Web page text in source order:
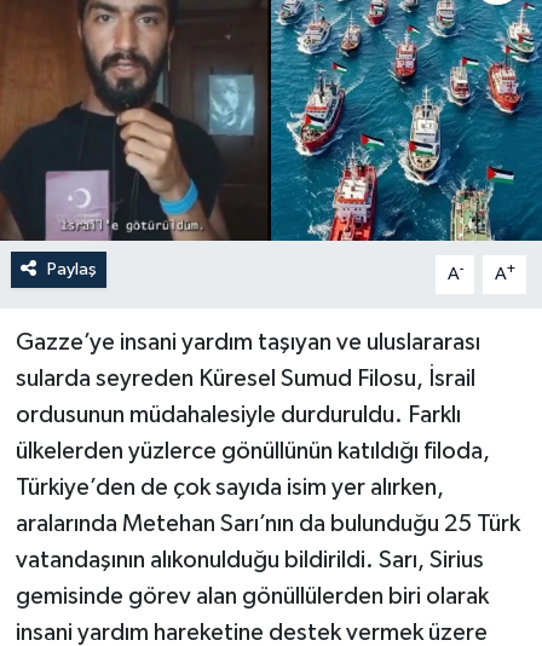
Paylaş A- A+
Gazze’ye insani yardım taşıyan ve uluslararası
sularda seyreden Küresel Sumud Filosu, İsrail
ordusunun müdahalesiyle durduruldu. Farklı
ülkelerden yüzlerce gönüllünün katıldığı filoda,
Türkiye’den de çok sayıda isim yer alırken,
aralarında Metehan Sarı’nın da bulunduğu 25 Türk
vatandaşının alıkonulduğu bildirildi. Sarı, Sirius
gemisinde görev alan gönüllülerden biri olarak
insani yardım hareketine destek vermek üzere